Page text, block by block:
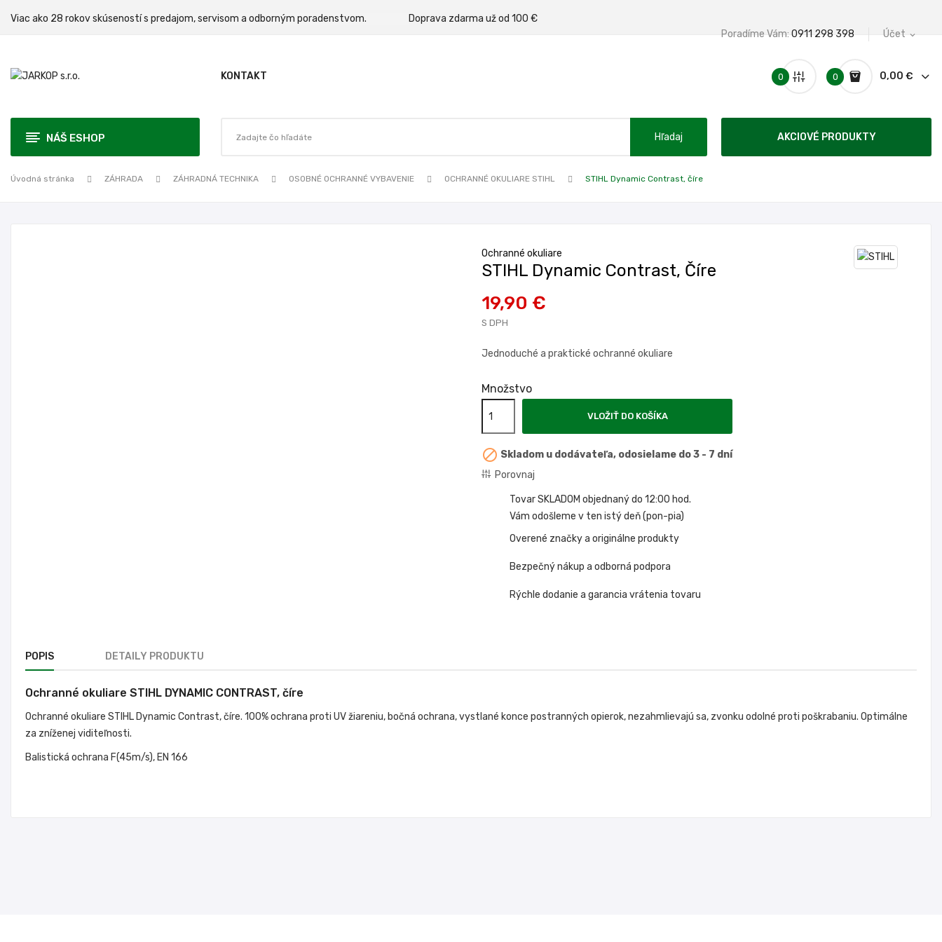
Viac ako 28 rokov skúseností s predajom, servisom a odborným poradenstvom.
Doprava zdarma už od 100 €
Účet expand_more
Poradíme Vám: 0911 298 398
KONTAKT 0 0,00 €
0
NÁŠ ESHOP Hľadaj AKCIOVÉ PRODUKTY
Úvodná stránka ZÁHRADA ZÁHRADNÁ TECHNIKA OSOBNÉ OCHRANNÉ VYBAVENIE OCHRANNÉ OKULIARE STIHL STIHL Dynamic Contrast, číre
Ochranné okuliare
STIHL Dynamic Contrast, Číre
19,90 €
S DPH
Jednoduché a praktické ochranné okuliare
Množstvo
VLOŽIŤ DO KOŠÍKA
 Skladom u dodávateľa, odosielame do 3 - 7 dní
Porovnaj
Tovar SKLADOM objednaný do 12:00 hod.
Vám odošleme v ten istý deň (pon-pia)
Overené značky a originálne produkty
Bezpečný nákup a odborná podpora
Rýchle dodanie a garancia vrátenia tovaru
POPIS DETAILY PRODUKTU
Ochranné okuliare STIHL DYNAMIC CONTRAST, číre
Ochranné okuliare STIHL Dynamic Contrast, číre. 100% ochrana proti UV žiareniu, bočná ochrana, vystlané konce postranných opierok, nezahmlievajú sa, zvonku odolné proti poškrabaniu. Optimálne
za zníženej viditeľnosti.
Balistická ochrana F(45m/s), EN 166